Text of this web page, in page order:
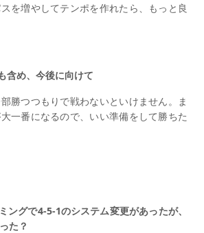
を増やしてテンポを作れたら、もっと良
含め、今後に向けて
部勝つつもりで戦わないといけません。ま
一番になるので、いい準備をして勝ちた
ングで4-5-1のシステム変更があったが、
た？